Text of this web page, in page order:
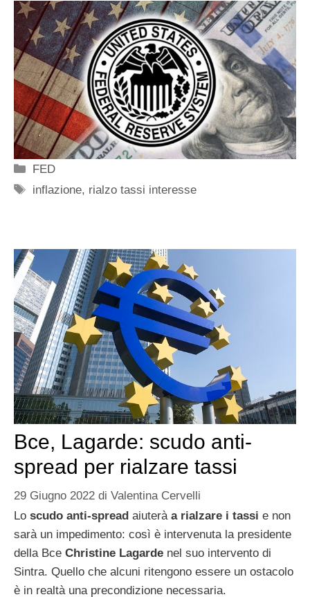
Categorie
FED
Tag
inflazione, rialzo tassi interesse
Bce, Lagarde: scudo anti-
spread per rialzare tassi
29 Giugno 2022 di Valentina Cervelli
Lo scudo anti-spread aiuterà a rialzare i tassi e non
sarà un impedimento: così è intervenuta la presidente
della Bce Christine Lagarde nel suo intervento di
Sintra. Quello che alcuni ritengono essere un ostacolo
è in realtà una precondizione necessaria.